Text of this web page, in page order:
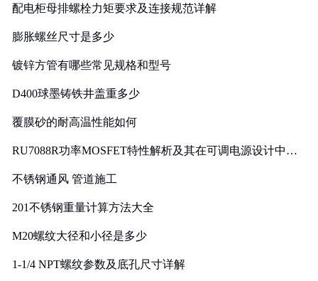
配电柜母排螺栓力矩要求及连接规范详解
膨胀螺丝尺寸是多少
镀锌方管有哪些常见规格和型号
D400球墨铸铁井盖重多少
覆膜砂的耐高温性能如何
RU7088R功率MOSFET特性解析及其在可调电源设计中的
不锈钢通风 管道施工
201不锈钢重量计算方法大全
M20螺纹大径和小径是多少
1-1/4 NPT螺纹参数及底孔尺寸详解